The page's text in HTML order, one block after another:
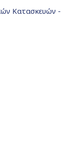
Κατασκευών -